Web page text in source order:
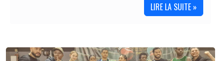
LIRE LA SUITE »